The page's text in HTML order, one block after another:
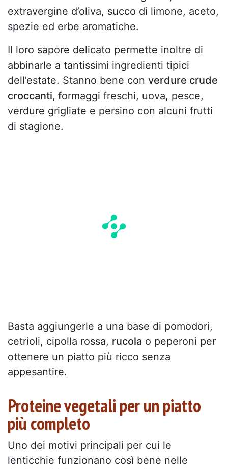
extravergine d’oliva, succo di limone, aceto,
spezie ed erbe aromatiche.
Il loro sapore delicato permette inoltre di
abbinarle a tantissimi ingredienti tipici
dell’estate. Stanno bene con verdure crude
croccanti, formaggi freschi, uova, pesce,
verdure grigliate e persino con alcuni frutti
di stagione.
Basta aggiungerle a una base di pomodori,
cetrioli, cipolla rossa, rucola o peperoni per
ottenere un piatto più ricco senza
appesantire.
Proteine vegetali per un piatto
più completo
Uno dei motivi principali per cui le
lenticchie funzionano così bene nelle